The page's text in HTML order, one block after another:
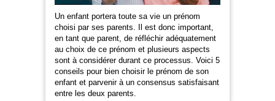
Un enfant portera toute sa vie un prénom
choisi par ses parents. Il est donc important,
en tant que parent, de réfléchir adéquatement
au choix de ce prénom et plusieurs aspects
sont à considérer durant ce processus. Voici 5
conseils pour bien choisir le prénom de son
enfant et parvenir à un consensus satisfaisant
entre les deux parents.